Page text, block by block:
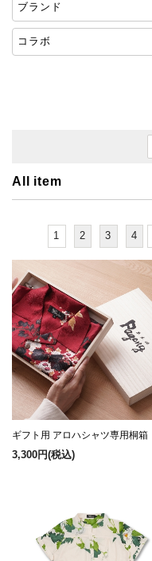
ブランド
コラボ
All item
1 2 3 4
ギフト用 アロハシャツ専用桐箱
3,300円(税込)